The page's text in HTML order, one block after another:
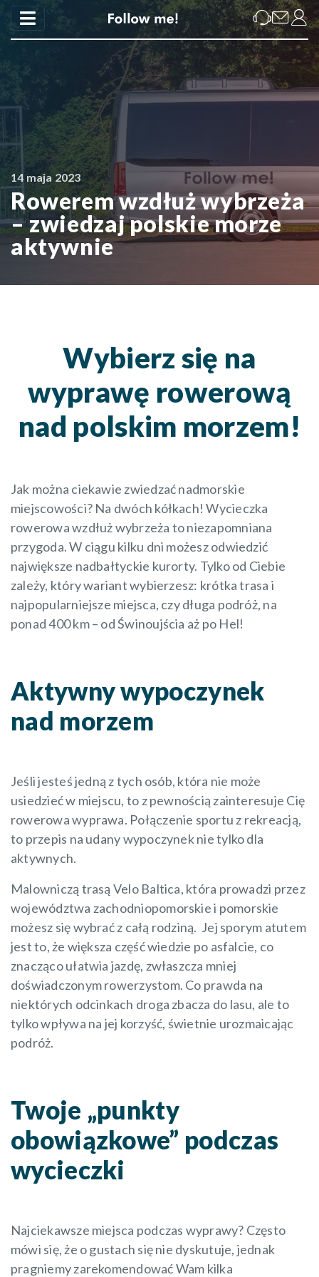
14 maja 2023
Rowerem wzdłuż wybrzeża
– zwiedzaj polskie morze
aktywnie
Wybierz się na
wyprawę rowerową
nad polskim morzem!
Jak można ciekawie zwiedzać nadmorskie
miejscowości? Na dwóch kółkach! Wycieczka
rowerowa wzdłuż wybrzeża to niezapomniana
przygoda. W ciągu kilku dni możesz odwiedzić
największe nadbałtyckie kurorty. Tylko od Ciebie
zależy, który wariant wybierzesz: krótka trasa i
najpopularniejsze miejsca, czy długa podróż, na
ponad 400 km – od Świnoujścia aż po Hel!
Aktywny wypoczynek
nad morzem
Jeśli jesteś jedną z tych osób, która nie może
usiedzieć w miejscu, to z pewnością zainteresuje Cię
rowerowa wyprawa. Połączenie sportu z rekreacją,
to przepis na udany wypoczynek nie tylko dla
aktywnych.
Malowniczą trasą Velo Baltica, która prowadzi przez
województwa zachodniopomorskie i pomorskie
możesz się wybrać z całą rodziną. Jej sporym atutem
jest to, że większa część wiedzie po asfalcie, co
znacząco ułatwia jazdę, zwłaszcza mniej
doświadczonym rowerzystom. Co prawda na
niektórych odcinkach droga zbacza do lasu, ale to
tylko wpływa na jej korzyść, świetnie urozmaicając
podróż.
Twoje „punkty
obowiązkowe” podczas
wycieczki
Najciekawsze miejsca podczas wyprawy? Często
mówi się, że o gustach się nie dyskutuje, jednak
pragniemy zarekomendować Wam kilka